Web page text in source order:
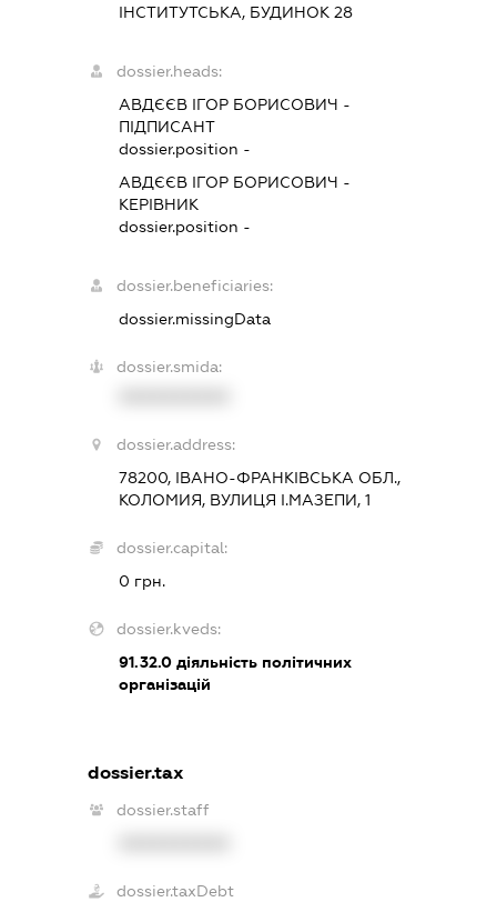
ІНСТИТУТСЬКА, БУДИНОК 28
dossier.heads:
АВДЄЄВ ІГОР БОРИСОВИЧ -
ПІДПИСАНТ
dossier.position -
АВДЄЄВ ІГОР БОРИСОВИЧ -
КЕРІВНИК
dossier.position -
dossier.beneficiaries:
dossier.missingData
dossier.smida:
dossier.address:
78200, ІВАНО-ФРАНКІВСЬКА ОБЛ.,
КОЛОМИЯ, ВУЛИЦЯ І.МАЗЕПИ, 1
dossier.capital:
0 грн.
dossier.kveds:
91.32.0діяльність політичних
організацій
dossier.tax
dossier.staff
dossier.taxDebt